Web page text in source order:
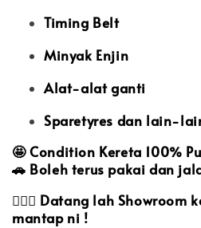
Timing Belt
Minyak Enjin
Alat-alat ganti
Sparetyres dan lain-
🤩Condition Kereta 100%
🚗 Boleh terus pakai dan
🙋🏻‍♀️ Datang lah Showroom
mantap ni !